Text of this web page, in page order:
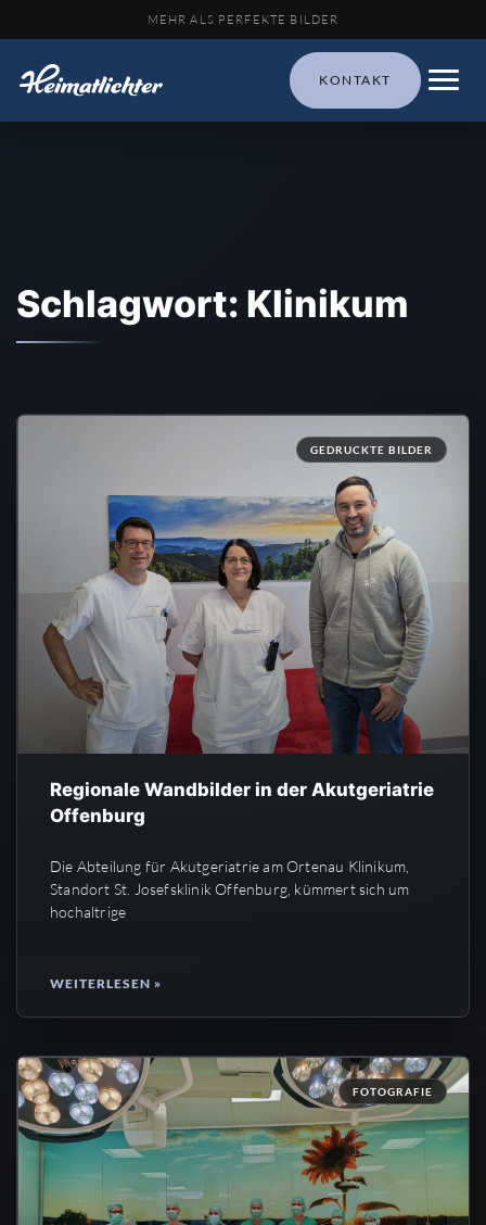
MEHR ALS PERFEKTE BILDER
KONTAKT
Schlagwort: Klinikum
GEDRUCKTE BILDER
Regionale Wandbilder in der Akutgeriatrie
Offenburg
Die Abteilung für Akutgeriatrie am Ortenau Klinikum,
Standort St. Josefsklinik Offenburg, kümmert sich um
hochaltrige
WEITERLESEN »
FOTOGRAFIE